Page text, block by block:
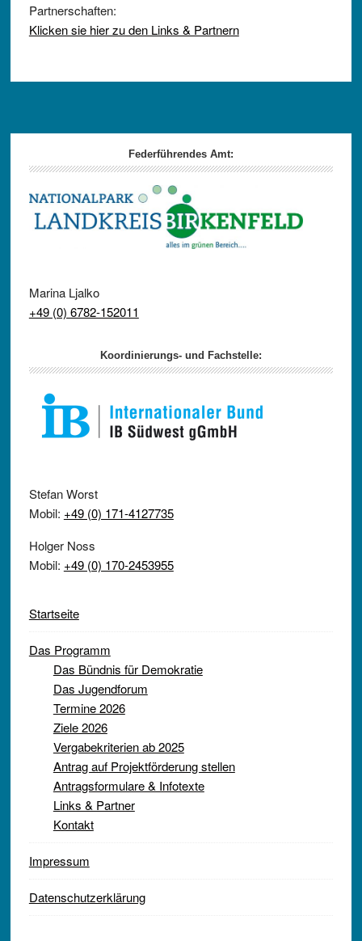
Partnerschaften:
Klicken sie hier zu den Links & Partnern
Footer Federführendes Amt:
Marina Ljalko
+49 (0) 6782-152011
Koordinierungs- und Fachstelle:
Stefan Worst
Mobil: +49 (0) 171-4127735
Holger Noss
Mobil: +49 (0) 170-2453955
Startseite
Das Programm
Das Bündnis für Demokratie
Das Jugendforum
Termine 2026
Ziele 2026
Vergabekriterien ab 2025
Antrag auf Projektförderung stellen
Antragsformulare & Infotexte
Links & Partner
Kontakt
Impressum
Datenschutzerklärung